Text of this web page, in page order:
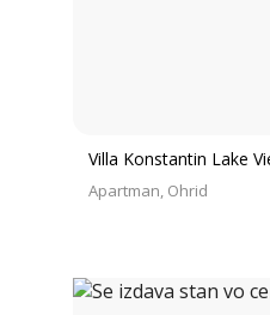
Villa Konstantin Lake
Apartman Ohrid